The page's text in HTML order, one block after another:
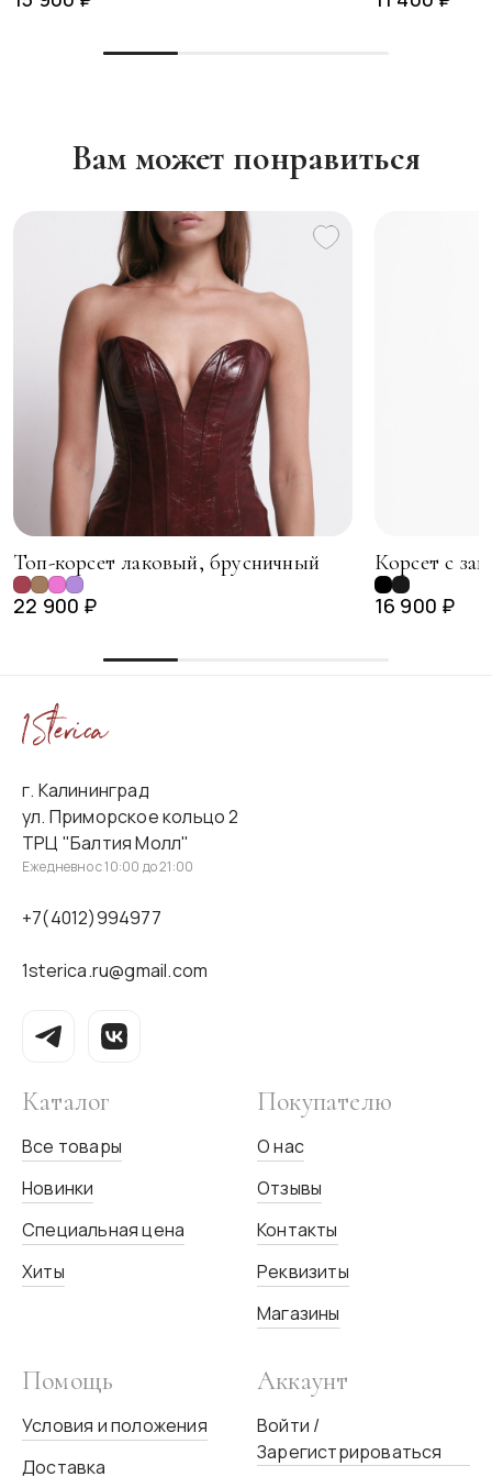
Вам может понравиться
Топ-корсет лаковый, брусничный
22 900 ₽
Корсет с
16 900 ₽
г. Калининград
ул. Приморское кольцо 2
ТРЦ "Балтия Молл"
Ежедневно с 10:00 до 21:00
+7(4012)994977
1sterica.ru@gmail.com
Каталог
Все товары
Новинки
Специальная цена
Хиты
Покупателю
О нас
Отзывы
Контакты
Реквизиты
Магазины
Помощь
Условия и положения
Доставка
Аккаунт
Войти /
Зарегистрироваться